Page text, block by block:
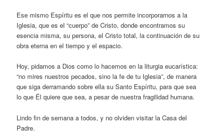
Ese mismo Espíritu es el que nos permite incorporarnos a la
Iglesia, que es el “cuerpo” de Cristo, donde encontramos su
esencia misma, su persona, el Cristo total, la continuación de su
obra eterna en el tiempo y el espacio.
Hoy, pidamos a Dios como lo hacemos en la liturgia eucarística:
“no mires nuestros pecados, sino la fe de tu Iglesia”, de manera
que siga derramando sobre ella su Santo Espíritu, para que sea
lo que Él quiere que sea, a pesar de nuestra fragilidad humana.
Lindo fin de semana a todos, y no olviden visitar la Casa del
Padre.